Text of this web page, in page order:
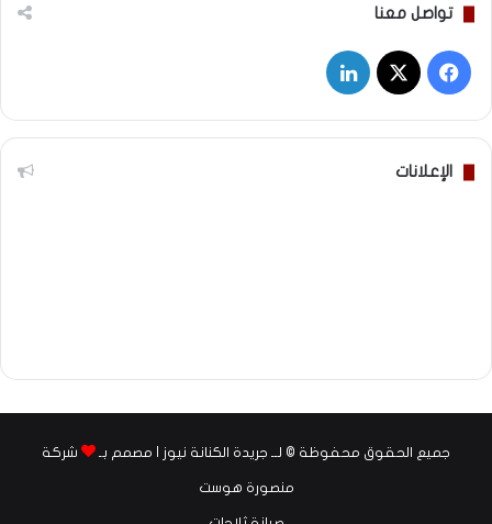
تواصل معنا
فيسبوك
‫X لينكدإن
الإعلانات
جميع الحقوق محفوظة © لــ جريدة الكنانة نيوز | مصمم بـ شركة
منصورة هوست